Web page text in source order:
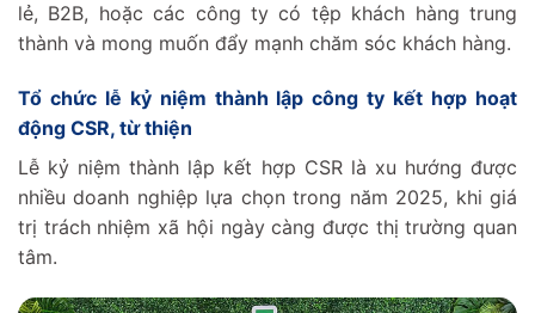
lẻ, B2B, hoặc các công ty có tệp khách hàng trung
thành và mong muốn đẩy mạnh chăm sóc khách hàng.
Tổ chức lễ kỷ niệm thành lập công ty kết hợp hoạt
động CSR, từ thiện
Lễ kỷ niệm thành lập kết hợp CSR là xu hướng được
nhiều doanh nghiệp lựa chọn trong năm 2025, khi giá
trị trách nhiệm xã hội ngày càng được thị trường quan
tâm.